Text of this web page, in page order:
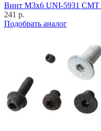
Винт M3x6 UNI-5931 CMT
241 р.
Подобрать аналог